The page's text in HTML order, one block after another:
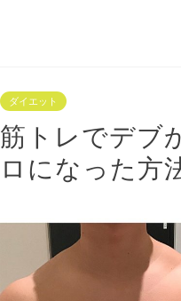
ダイエット
筋トレでデブ
ロになった方